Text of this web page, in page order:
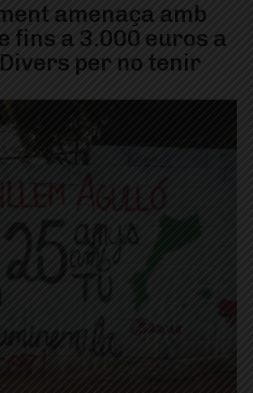
amenaça amb
fins a 3.000 euros a
Divers per no tenir